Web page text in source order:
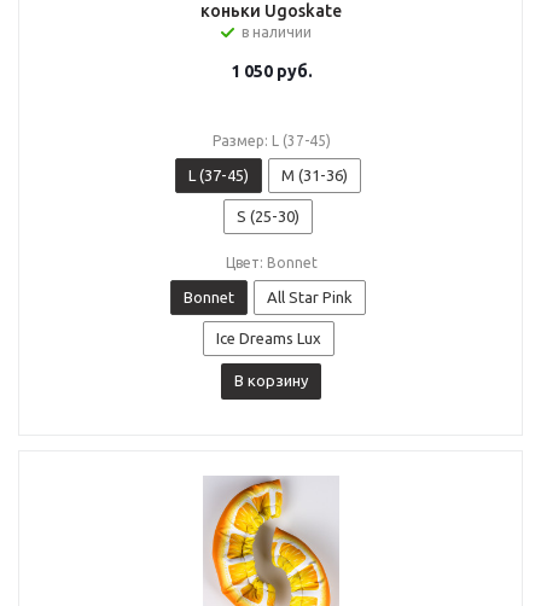
коньки Ugoskate
в наличии
1 050руб.
Размер: L (37-45)
L (37-45) M (31-36)
S (25-30)
Цвет: Bonnet
Bonnet All Star Pink
Ice Dreams Lux
В корзину